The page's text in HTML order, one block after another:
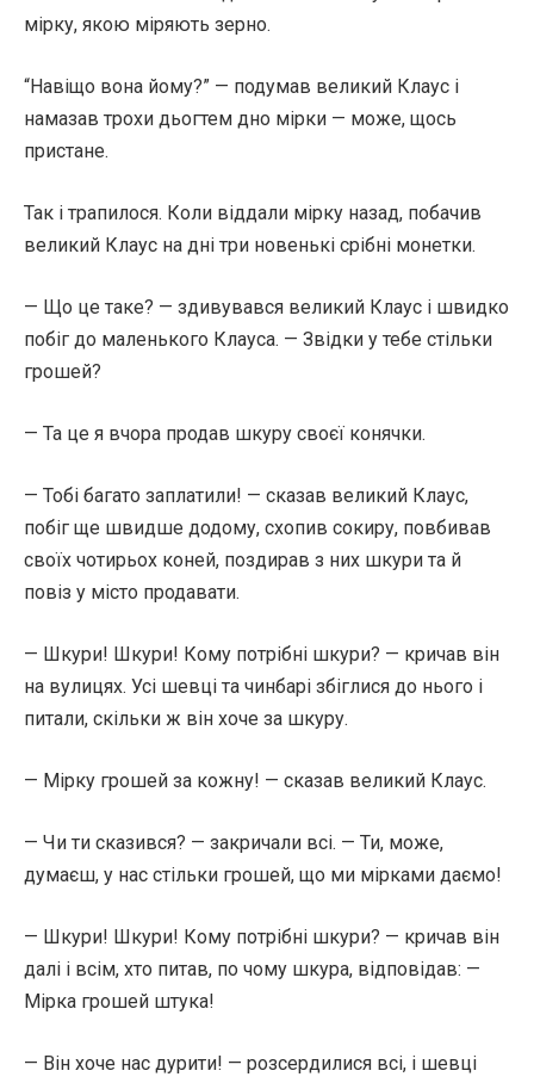
мірку, якою міряють зерно.
“Навіщо вона йому?” — подумав великий Клаус і
намазав трохи дьогтем дно мірки — може, щось
пристане.
Так і трапилося. Коли віддали мірку назад, побачив
великий Клаус на дні три новенькі срібні монетки.
— Що це таке? — здивувався великий Клаус і швидко
побіг до маленького Клауса. — Звідки у тебе стільки
грошей?
— Та це я вчора продав шкуру своєї конячки.
— Тобі багато заплатили! — сказав великий Клаус,
побіг ще швидше додому, схопив сокиру, повбивав
своїх чотирьох коней, поздирав з них шкури та й
повіз у місто продавати.
— Шкури! Шкури! Кому потрібні шкури? — кричав він
на вулицях. Усі шевці та чинбарі збіглися до нього і
питали, скільки ж він хоче за шкуру.
— Мірку грошей за кожну! — сказав великий Клаус.
— Чи ти сказився? — закричали всі. — Ти, може,
думаєш, у нас стільки грошей, що ми мірками даємо!
— Шкури! Шкури! Кому потрібні шкури? — кричав він
далі і всім, хто питав, по чому шкура, відповідав: —
Мірка грошей штука!
— Він хоче нас дурити! — розсердилися всі, і шевці